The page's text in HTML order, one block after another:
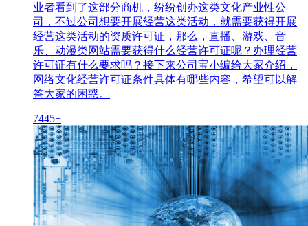
业者看到了这部分商机，纷纷创办这类文化产业性公
司，不过公司想要开展经营这类活动，就需要获得开展
经营这类活动的资质许可证，那么，直播、游戏、音
乐、动漫类网站需要获得什么经营许可证呢？办理经营
许可证有什么要求吗？接下来公司宝小编给大家介绍，
网络文化经营许可证条件具体有哪些内容，希望可以解
答大家的困惑。
7445+